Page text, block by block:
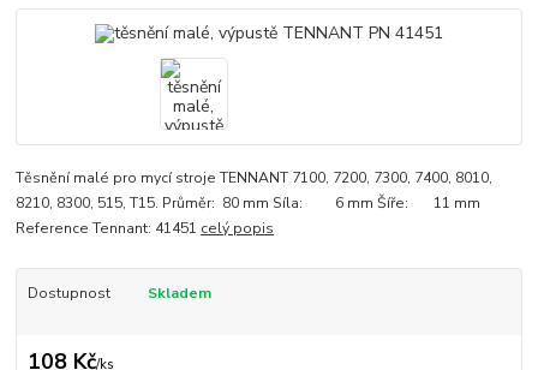
Těsnění malé pro mycí stroje TENNANT 7100, 7200, 7300, 7400, 8010,
8210, 8300, 515, T15. Průměr: 80 mm Síla: 6 mm Šíře: 11 mm
Reference Tennant: 41451 celý popis
Dostupnost Skladem
108 Kč/ks